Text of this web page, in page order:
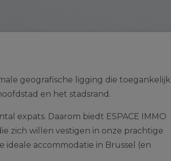
geografische ligging die toegankelijk
en het stadsrand.
expats. Daarom biedt ESPACE IMMO
zich willen vestigen in onze prachtige
ideale accommodatie in Brussel (en